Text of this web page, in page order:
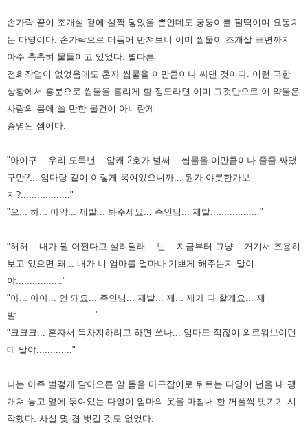
손가락 끝이 조개살 겉에 살짝 닿았을 뿐인데도 궁둥이를 펄떡이며 요동치
는 다영이다. 손가락으로 더듬어 만져보니 이미 씹물이 조개살 표면까지
아주 축축히 물들이고 있었다. 별다른
전희작업이 없었음에도 혼자 씹물을 이만큼이나 싸댄 것이다. 이런 극한
상황에서 흥분으로 씹물을 흘리게 할 정도라면 이미 그것만으로 이 약물은
사람의 몸에 쓸 만한 물건이 아니란게
증명된 셈이다.
"아이구... 우리 도둑년... 암캐 2호가 벌써... 씹물을 이만큼이나 줄줄 싸댔
구만?... 엄마랑 같이 이렇게 묶여있으니까... 뭔가 야릇한가보
지?.................."
"으... 하... 아악... 제발... 봐주세요... 주인님... 제발.................."
"허허... 내가 뭘 어쩐다고 살려달래... 넌... 지금부터 그냥... 거기서 조용히
보고 있으면 돼... 내가 니 엄마를 얼마나 기쁘게 해주는지 말이
야................."
"아... 아아... 안 돼요... 주인님... 제발... 제... 제가 다 할게요... 제
발............................."
"크크크... 혼자서 독차지하려고 하면 쓰나... 엄마도 적잖이 외로워보이던
데 말야............."
나는 아주 벌겋게 달아오른 알 몸을 마구잡이로 뒤트는 다영이 년을 내 팽
개쳐 놓고 옆에 묶여있는 다영이 엄마의 옷을 마침내 한 꺼풀씩 벗기기 시
작했다. 사실 몇 겹 벗길 것도 없었다.